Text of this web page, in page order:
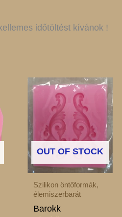
időtöltést kívánok !
OUT OF STOCK
Szilikon öntőformák,
élemiszerbarát
Barokk